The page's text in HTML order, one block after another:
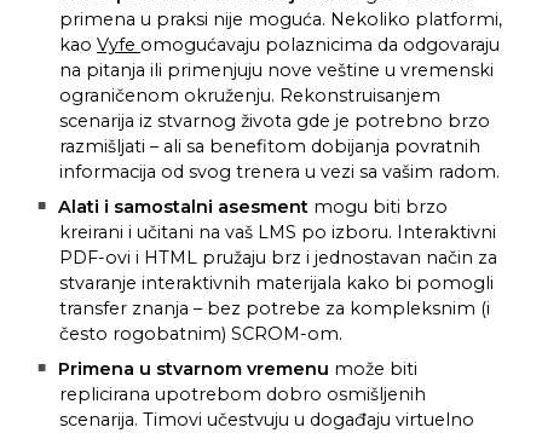
primena u praksi nije moguća. Nekoliko platformi,
kao Vyfe omogućavaju polaznicima da odgovaraju
na pitanja ili primenjuju nove veštine u vremenski
ograničenom okruženju. Rekonstruisanjem
scenarija iz stvarnog života gde je potrebno brzo
razmišljati – ali sa benefitom dobijanja povratnih
informacija od svog trenera u vezi sa vašim radom.
Alati i samostalni asesment mogu biti brzo
kreirani i učitani na vaš LMS po izboru. Interaktivni
PDF-ovi i HTML pružaju brz i jednostavan način za
stvaranje interaktivnih materijala kako bi pomogli
transfer znanja – bez potrebe za kompleksnim (i
često rogobatnim) SCROM-om.
Primena u stvarnom vremenu može biti
replicirana upotrebom dobro osmišljenih
scenarija. Timovi učestvuju u događaju virtuelno